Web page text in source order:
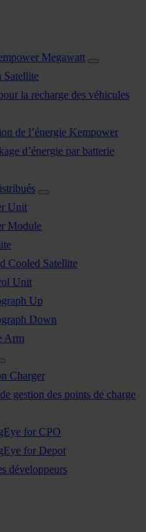
Megawatt
Satellite
la recharge des véhicules
de l’énergie Kempower
d’énergie par batterie
Unit
Module
Cooled Satellite
Unit
Up
Down
Arm
Charger
gestion des points de charge
for CPO
for Depot
développeurs